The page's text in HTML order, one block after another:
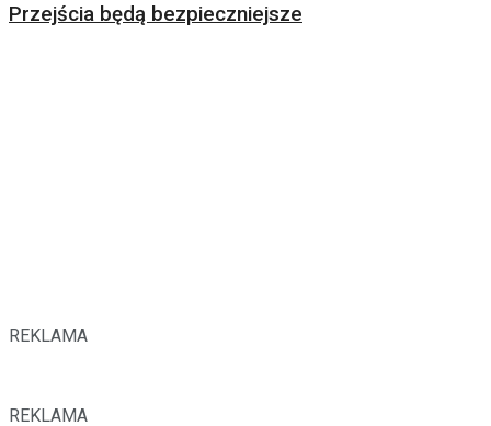
Przejścia będą bezpieczniejsze
REKLAMA
REKLAMA